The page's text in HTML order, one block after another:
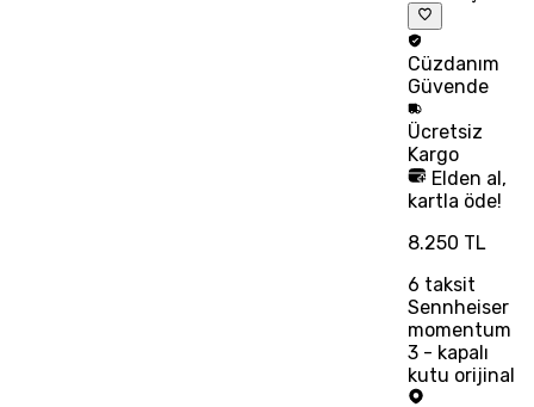
Cüzdanım
Güvende
Ücretsiz
Kargo
Elden al,
kartla öde!
8.250 TL
6 taksit
Sennheiser
momentum
3 - kapalı
kutu orijinal